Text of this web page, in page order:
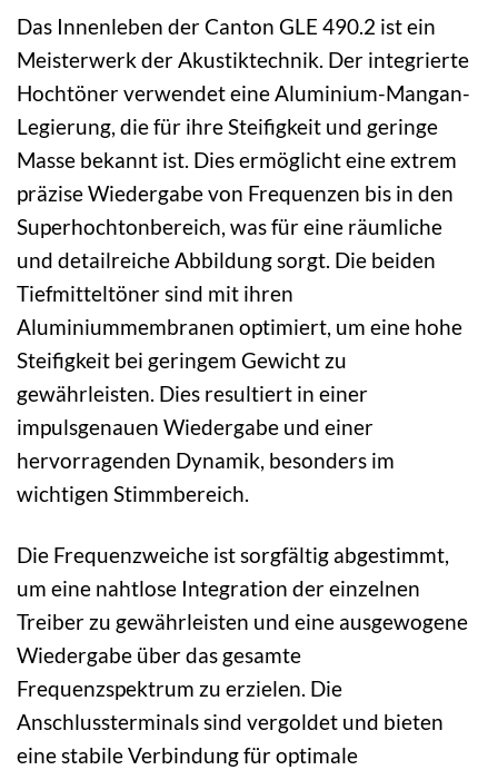
Das Innenleben der Canton GLE 490.2 ist ein
Meisterwerk der Akustiktechnik. Der integrierte
Hochtöner verwendet eine Aluminium-Mangan-
Legierung, die für ihre Steifigkeit und geringe
Masse bekannt ist. Dies ermöglicht eine extrem
präzise Wiedergabe von Frequenzen bis in den
Superhochtonbereich, was für eine räumliche
und detailreiche Abbildung sorgt. Die beiden
Tiefmitteltöner sind mit ihren
Aluminiummembranen optimiert, um eine hohe
Steifigkeit bei geringem Gewicht zu
gewährleisten. Dies resultiert in einer
impulsgenauen Wiedergabe und einer
hervorragenden Dynamik, besonders im
wichtigen Stimmbereich.
Die Frequenzweiche ist sorgfältig abgestimmt,
um eine nahtlose Integration der einzelnen
Treiber zu gewährleisten und eine ausgewogene
Wiedergabe über das gesamte
Frequenzspektrum zu erzielen. Die
Anschlussterminals sind vergoldet und bieten
eine stabile Verbindung für optimale